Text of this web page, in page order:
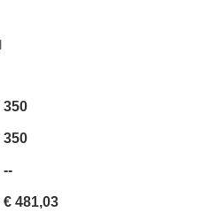
350
350
--
€ 481,03